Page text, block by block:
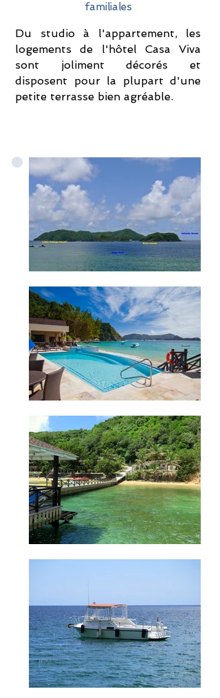
familiales
Du studio à l'appartement, les
logements de l'hôtel Casa Viva
sont joliment décorés et
disposent pour la plupart d'une
petite terrasse bien agréable.
Un restaurant de qualité aux prix abordables